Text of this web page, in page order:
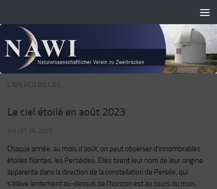
L'APERÇU DU CIEL
Le ciel étoilé en août 2023
JUILLET 26, 2023
Chaque année, au mois d'août, on peut observer d'innombrables
étoiles filantes, les Perséides. Elles tirent leur nom de leur origine
apparente dans la direction de la constellation de Persée, qui
s'élève lentement au-dessus de l'horizon est au cours du mois.